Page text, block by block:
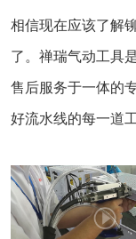
相信现在应该了解
了。禅瑞气动工具
售后服务于一体的
好流水线的每一道